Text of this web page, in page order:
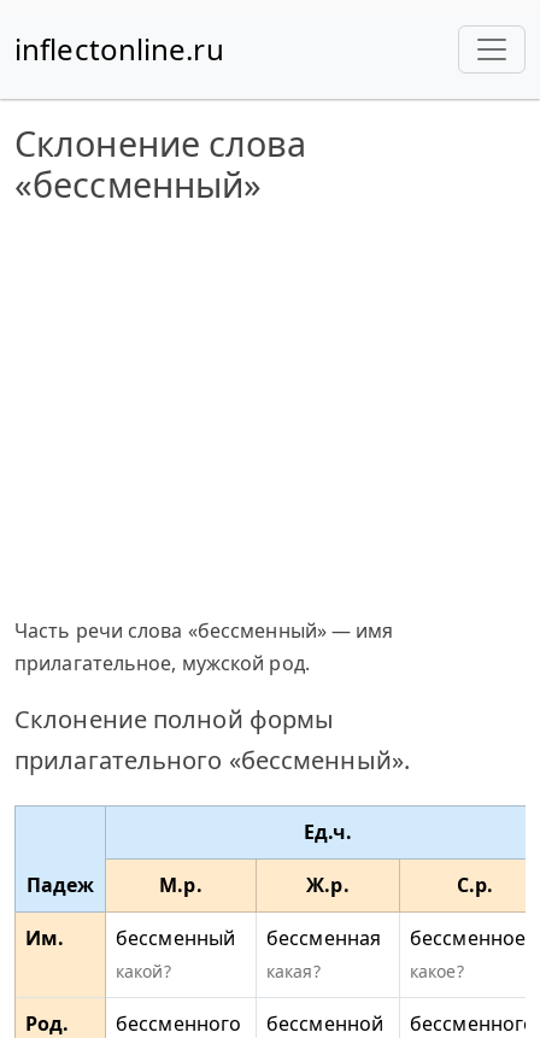
inflectonline.ru
Склонение слова
«бессменный»
Часть речи слова «бессменный» — имя
прилагательное, мужской род.
Склонение полной формы
прилагательного «бессменный».
Падеж
Ед.ч.
М.р.
Ж.р.
С.р.
Им.
бессменный
какой?
бессменная
какая?
бессменное
какое?
Род. бессменного бессменной бессменного